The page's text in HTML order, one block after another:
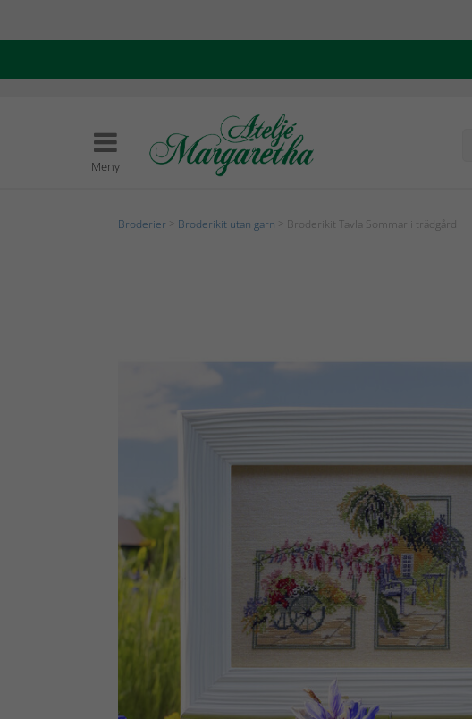
Meny
Broderier Broderikit utan garn > Broderikit Tavla Sommar i trädgård